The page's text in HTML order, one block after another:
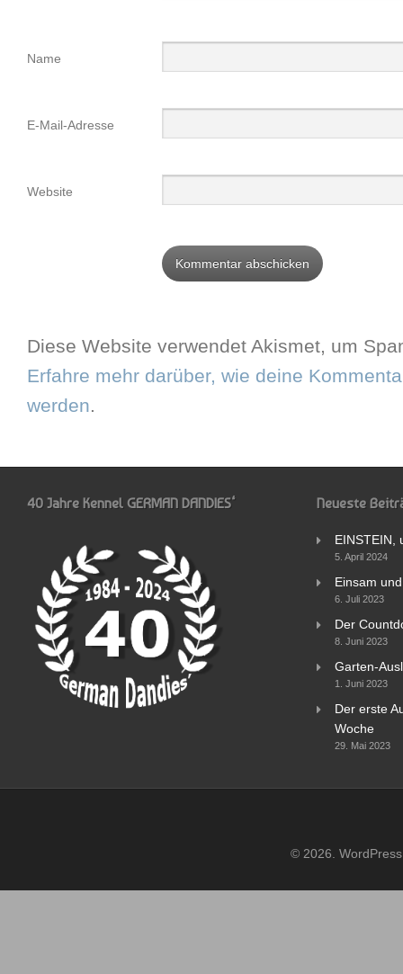
Name
E-Mail-Adresse
Website
Diese Website verwendet Akismet, um
Erfahre mehr darüber, wie deine
werden.
40 Jahre Kennel GERMAN DANDIES‘ Neueste
EINSTEIN,
5. April 2024
Einsam
6. Juli 2023
Der
8. Juni 2023
Garten-
1. Juni 2023
Der erste
Woche
29. Mai 2023
© 2026.